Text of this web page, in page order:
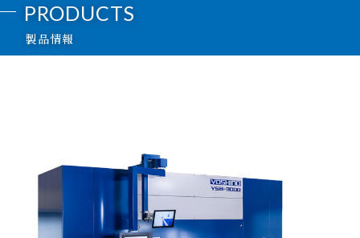
PRODUCTS
製品情報